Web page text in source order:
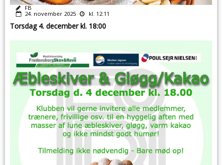
FB
24. november 2025
kl. 12:11
Torsdag 4. december kl. 18:00